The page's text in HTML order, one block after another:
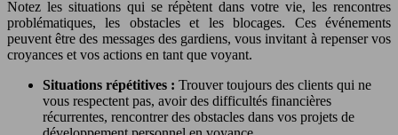
Notez les situations qui se répètent dans votre vie, les rencontres
problématiques, les obstacles et les blocages. Ces événements
peuvent être des messages des gardiens, vous invitant à repenser vos
croyances et vos actions en tant que voyant.
Situations répétitives : Trouver toujours des clients qui ne
vous respectent pas, avoir des difficultés financières
récurrentes, rencontrer des obstacles dans vos projets de